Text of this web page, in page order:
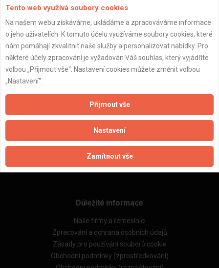
Důležité informace
Naše firmy a řemeslníci
Zpracování a ochrana osobních údajů
Zásady pro používání souborů cookie
Obchodní podmínky (zprostředkování)
Tento web využívá soubory cookies
Na našem webu získáváme, ukládáme a zpracováváme informace
o jeho uživatelích. K tomuto účelu využíváme soubory cookies, které
nám pomáhají zkvalitnit naše služby a personalizovat nabídky. Pro
některé účely zpracování je vyžadován Váš souhlas, který vyjádříte
volbou „Přijmout vše“. Nastavení cookies můžete změnit volbou
„Nastavení“.
Přijmout vše
Nastavení
Zamítnout vše